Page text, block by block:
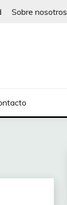
Sobre nosotros